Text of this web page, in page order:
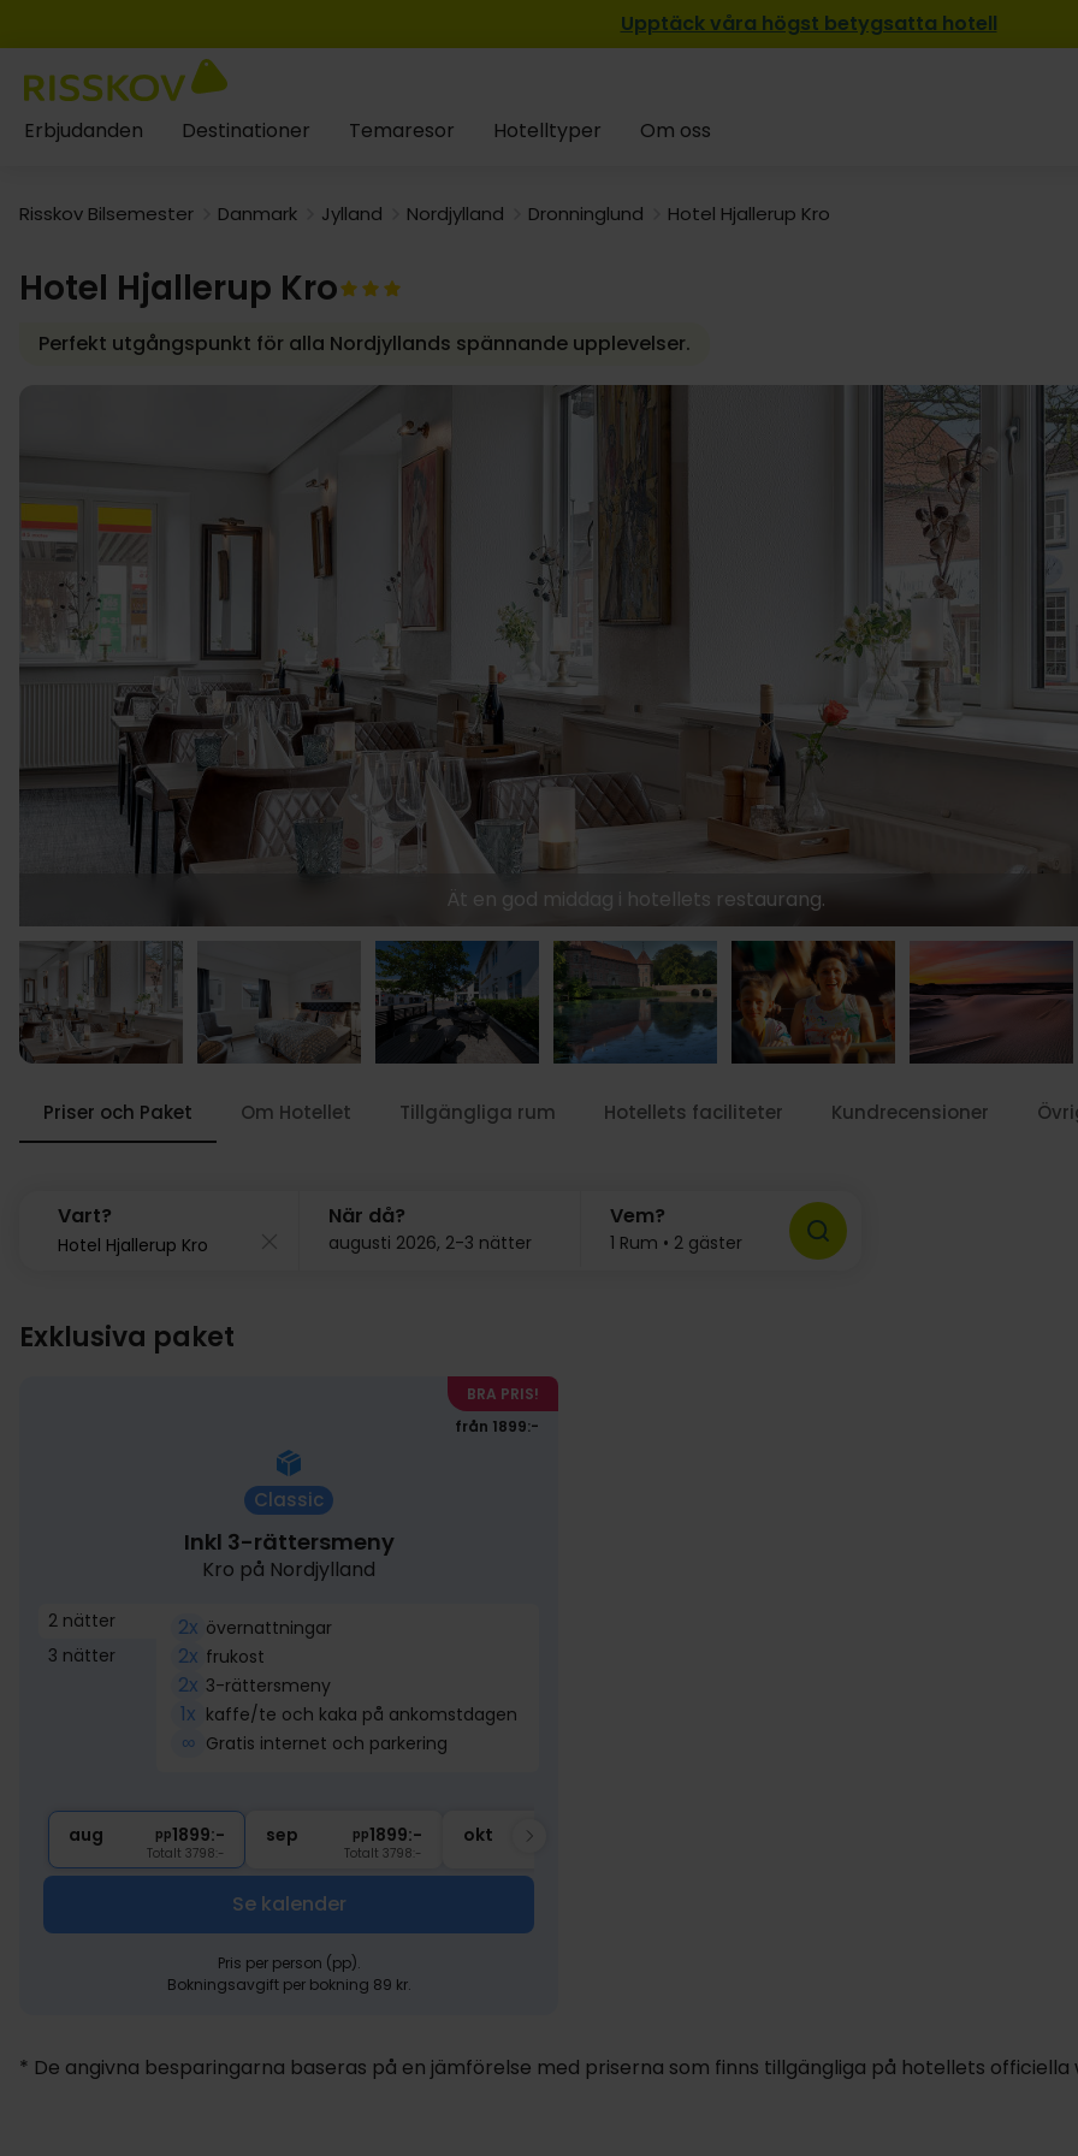
Upptäck våra högst betygsatta hotell
Erbjudanden Destinationer Temaresor Hotelltyper Om oss
Risskov Bilsemester Danmark Jylland Nordjylland Dronninglund Hotel Hjallerup Kro
Hotel Hjallerup Kro
Perfekt utgångspunkt för alla Nordjyllands spännande upplevelser.
Ät en god middag i hotellets restaurang.
899:-
959:-
Priser och Paket Om Hotellet Tillgängliga rum Hotellets faciliteter Kundrecensioner
Vart? När då?
augusti 2026, 2-3 nätter
Vem?
1 Rum • 2 gäster
Exklusiva paket
BRA PRIS!
från 1899:-
Classic
Inkl 3-rättersmeny
Kro på Nordjylland
2 nätter
3 nätter
2x övernattningar
2x frukost
2x 3-rättersmeny
1x kaffe/te och kaka på ankomstdagen
∞ Gratis internet och parkering
aug pp1899:-
Totalt 3798:-
sep pp1899:-
Totalt 3798:-
okt
Se kalender
Pris per person (pp).
Bokningsavgift per bokning 89 kr.
* De angivna besparingarna baseras på en jämförelse med priserna som finns tillgängliga på hotellets officiella